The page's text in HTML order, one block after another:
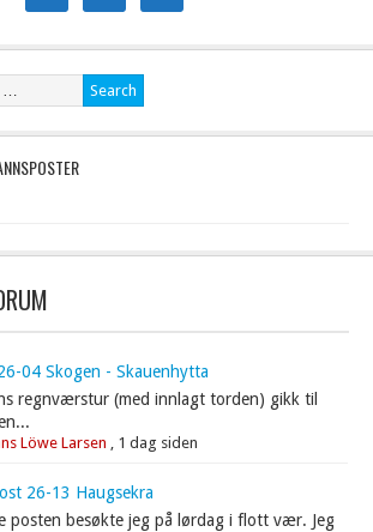
04 Skogen - Skauenhytta
regnværstur (med innlagt torden) gikk til
Löwe Larsen , 1 dag siden
26-13 Haugsekra
posten besøkte jeg på lørdag i flott vær. Jeg